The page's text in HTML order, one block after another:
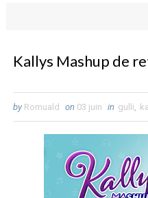
Kallys Mashup de
by Romuald on 03 juin in gulli,